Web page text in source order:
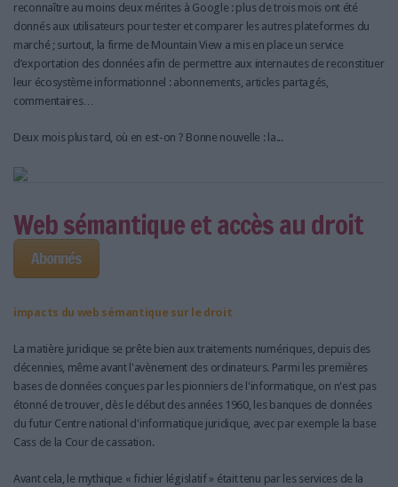
reconnaître au moins deux mérites à Google : plus de trois mois ont été
donnés aux utilisateurs pour tester et comparer les autres plateformes du
marché ; surtout, la firme de Mountain View a mis en place un service
d’exportation des données afin de permettre aux internautes de reconstituer
leur écosystème informationnel : abonnements, articles partagés,
commentaires…
Deux mois plus tard, où en est-on ? Bonne nouvelle : la...
Web sémantique et accès au droit
Abonnés
impacts du web sémantique sur le droit
La matière juridique se prête bien aux traitements numériques, depuis des
décennies, même avant l'avènement des ordinateurs. Parmi les premières
bases de données conçues par les pionniers de l'informatique, on n'est pas
étonné de trouver, dès le début des années 1960, les banques de données
du futur Centre national d'informatique juridique, avec par exemple la base
Cass de la Cour de cassation.
Avant cela, le mythique « fichier législatif » était tenu par les services de la